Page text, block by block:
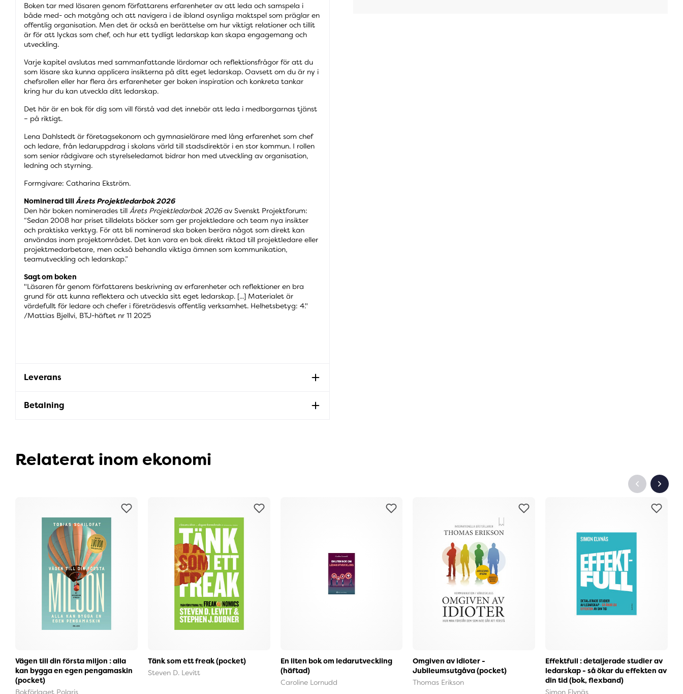
Boken tar med läsaren genom författarens erfarenheter av att leda och samspela i
både med- och motgång och att navigera i de ibland osynliga maktspel som präglar en
offentlig organisation. Men det är också en berättelse om hur viktigt relationer och tillit
är för att lyckas som chef, och hur ett tydligt ledarskap kan skapa engagemang och
utveckling.
Varje kapitel avslutas med sammanfattande lärdomar och reflektionsfrågor för att du
som läsare ska kunna applicera insikterna på ditt eget ledarskap. Oavsett om du är ny i
chefsrollen eller har flera års erfarenheter ger boken inspiration och konkreta tankar
kring hur du kan utveckla ditt ledarskap.
Det här är en bok för dig som vill förstå vad det innebär att leda i medborgarnas tjänst
– på riktigt.
Lena Dahlstedt är företagsekonom och gymnasielärare med lång erfarenhet som chef
och ledare, från ledaruppdrag i skolans värld till stadsdirektör i en stor kommun. I rollen
som senior rådgivare och styrelseledamot bidrar hon med utveckling av organisation,
ledning och styrning.
Formgivare: Catharina Ekström.
Nominerad till Årets Projektledarbok 2026
Den här boken nominerades till Årets Projektledarbok 2026av Svenskt Projektforum:
“Sedan 2008 har priset tilldelats böcker som ger projektledare och team nya insikter
och praktiska verktyg. För att bli nominerad ska boken beröra något som direkt kan
användas inom projektområdet. Det kan vara en bok direkt riktad till projektledare eller
projektmedarbetare, men också behandla viktiga ämnen som kommunikation,
teamutveckling och ledarskap.”
Sagt om boken
"Läsaren får genom författarens beskrivning av erfarenheter och reflektioner en bra
grund för att kunna reflektera och utveckla sitt eget ledarskap. [...] Materialet är
värdefullt för ledare och chefer i företrädesvis offentlig verksamhet. Helhetsbetyg: 4."
/Mattias Bjellvi, BTJ-häftet nr 11 2025
Leverans
Betalning
Relaterat inom ekonomi
Vägen till din första miljon : alla
kan bygga en egen pengamaskin
(pocket)
Bokförlaget Polaris
Tänk som ett freak (pocket)
Steven D. Levitt
En liten bok om ledarutveckling
(häftad)
Caroline Lornudd
Omgiven av idioter -
Jubileumsutgåva (pocket)
Thomas Erikson
Effektfull : detaljerade studier av
ledarskap - så ökar du effekten av
din tid (bok, flexband)
Simon Elvnäs